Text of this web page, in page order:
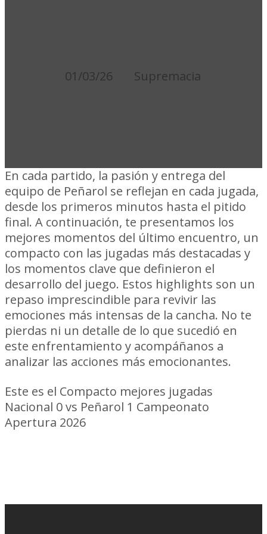
01/03/26 Supremacia
En cada partido, la pasión y entrega del
equipo de Peñarol se reflejan en cada jugada,
desde los primeros minutos hasta el pitido
final. A continuación, te presentamos los
mejores momentos del último encuentro, un
compacto con las jugadas más destacadas y
los momentos clave que definieron el
desarrollo del juego. Estos highlights son un
repaso imprescindible para revivir las
emociones más intensas de la cancha. No te
pierdas ni un detalle de lo que sucedió en
este enfrentamiento y acompáñanos a
analizar las acciones más emocionantes.
Este es el Compacto mejores jugadas
Nacional 0 vs Peñarol 1 Campeonato
Apertura 2026